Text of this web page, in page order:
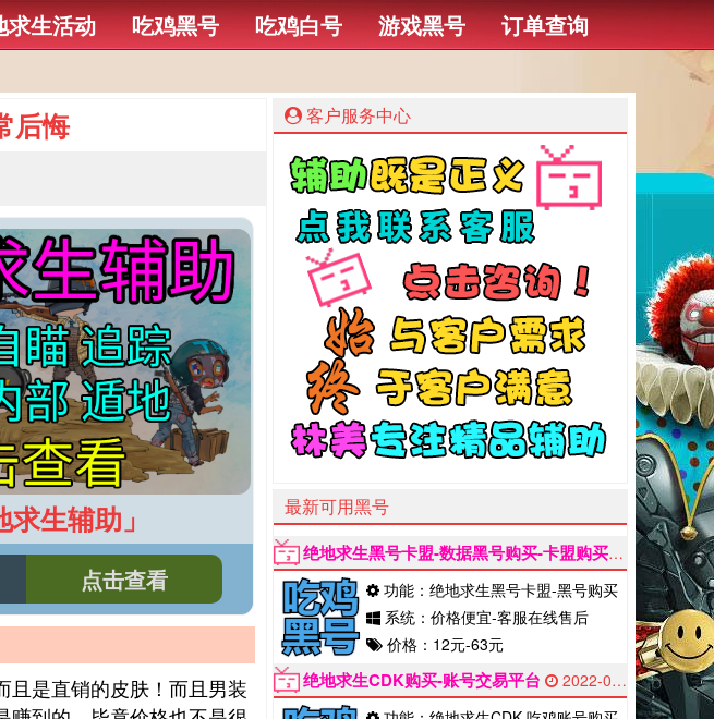
求生活动 吃鸡黑号 吃鸡白号 游戏黑号 订单查询
后悔
求生辅助」
点击查看
且是直销的皮肤！而且男装
客户服务中心
最新可用黑号
绝地求生黑号卡盟-数据黑号购买-卡盟购买黑号能用多久
功能：绝地求生黑号卡盟-黑号购买
系统：价格便宜-客服在线售后
价格：12元-63元
绝地求生CDK购买-账号交易平台
2022-06-12